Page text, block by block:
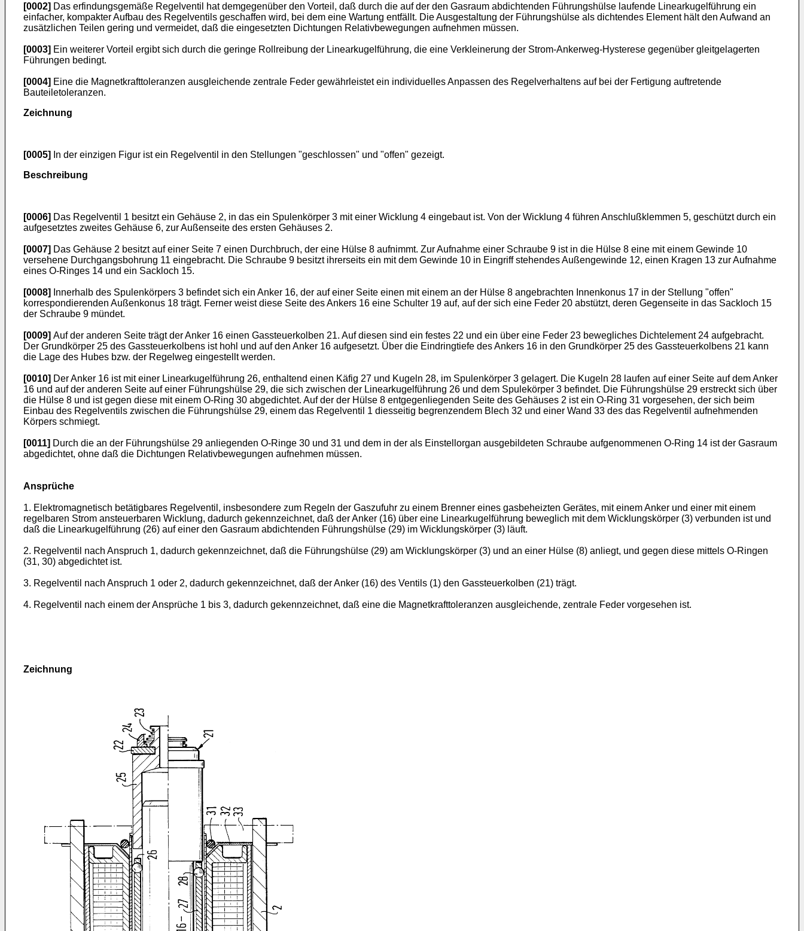
[0002] Das erfindungsgemäße Regelventil hat demgegenüber den Vorteil, daß durch die auf der den Gasraum abdichtenden Führungshülse laufende Linearkugelführung ein
einfacher, kompakter Aufbau des Regelventils geschaffen wird, bei dem eine Wartung entfällt. Die Ausgestaltung der Führungshülse als dichtendes Element hält den Aufwand an
zusätzlichen Teilen gering und vermeidet, daß die eingesetzten Dichtungen Relativbewegungen aufnehmen müssen.
[0003] Ein weiterer Vorteil ergibt sich durch die geringe Rollreibung der Linearkugelführung, die eine Verkleinerung der Strom-Ankerweg-Hysterese gegenüber gleitgelagerten
Führungen bedingt.
[0004] Eine die Magnetkrafttoleranzen ausgleichende zentrale Feder gewährleistet ein individuelles Anpassen des Regelverhaltens auf bei der Fertigung auftretende
Bauteiletoleranzen.
Zeichnung
[0005]
In der einzigen Figur ist ein Regelventil in den Stellungen "geschlossen" und "offen" gezeigt.
Beschreibung
[0006] Das Regelventil 1 besitzt ein Gehäuse 2, in das ein Spulenkörper 3 mit einer Wicklung 4 eingebaut ist. Von der Wicklung 4 führen Anschlußklemmen 5, geschützt durch ein
aufgesetztes zweites Gehäuse 6, zur Außenseite des ersten Gehäuses 2.
[0007] Das Gehäuse 2 besitzt auf einer Seite 7 einen Durchbruch, der eine Hülse 8 aufnimmt. Zur Aufnahme einer Schraube 9 ist in die Hülse 8 eine mit einem Gewinde 10
versehene Durchgangsbohrung 11 eingebracht. Die Schraube 9 besitzt ihrerseits ein mit dem Gewinde 10 in Eingriff stehendes Außengewinde 12, einen Kragen 13 zur Aufnahme
eines O-Ringes 14 und ein Sackloch 15.
[0008]
Innerhalb des Spulenkörpers 3 befindet sich ein Anker 16, der auf einer Seite einen mit einem an der Hülse 8 angebrachten Innenkonus 17 in der Stellung "offen"
korrespondierenden Außenkonus 18 trägt. Ferner weist diese Seite des Ankers 16 eine Schulter 19 auf, auf der sich eine Feder 20 abstützt, deren Gegenseite in das Sackloch 15
der Schraube 9 mündet.
[0009] Auf der anderen Seite trägt der Anker 16 einen Gassteuerkolben 21. Auf diesen sind ein festes 22 und ein über eine Feder 23 bewegliches Dichtelement 24 aufgebracht.
Der Grundkörper 25 des Gassteuerkolbens ist hohl und auf den Anker 16 aufgesetzt. Über die Eindringtiefe des Ankers 16 in den Grundkörper 25 des Gassteuerkolbens 21 kann
die Lage des Hubes bzw. der Regelweg eingestellt werden.
[0010] Der Anker 16 ist mit einer Linearkugelführung 26, enthaltend einen Käfig 27 und Kugeln 28, im Spulenkörper 3 gelagert. Die Kugeln 28 laufen auf einer Seite auf dem Anker
16 und auf der anderen Seite auf einer Führungshülse 29, die sich zwischen der Linearkugelführung 26 und dem Spulekörper 3 befindet. Die Führungshülse 29 erstreckt sich über
die Hülse 8 und ist gegen diese mit einem O-Ring 30 abgedichtet. Auf der der Hülse 8 entgegenliegenden Seite des Gehäuses 2 ist ein O-Ring 31 vorgesehen, der sich beim
Einbau des Regelventils zwischen die Führungshülse 29, einem das Regelventil 1 diesseitig begrenzendem Blech 32 und einer Wand 33 des das Regelventil aufnehmenden
Körpers schmiegt.
[0011] Durch die an der Führungshülse 29 anliegenden O-Ringe 30 und 31 und dem in der als Einstellorgan ausgebildeten Schraube aufgenommenen O-Ring 14 ist der Gasraum
abgedichtet, ohne daß die Dichtungen Relativbewegungen aufnehmen müssen.
Ansprüche
1. Elektromagnetisch betätigbares Regelventil, insbesondere zum Regeln der Gaszufuhr zu einem Brenner eines gasbeheizten Gerätes, mit einem Anker und einer mit einem
regelbaren Strom ansteuerbaren Wicklung, dadurch gekennzeichnet, daß der Anker (16) über eine Linearkugelführung beweglich mit dem Wicklungskörper (3) verbunden ist und
daß die Linearkugelführung (26) auf einer den Gasraum abdichtenden Führungshülse (29) im Wicklungskörper (3) läuft.
2. Regelventil nach Anspruch 1, dadurch gekennzeichnet, daß die Führungshülse (29) am Wicklungskörper (3) und an einer Hülse (8) anliegt, und gegen diese mittels O-Ringen
(31, 30) abgedichtet ist.
3. Regelventil nach Anspruch 1 oder 2, dadurch gekennzeichnet, daß der Anker (16) des Ventils (1) den Gassteuerkolben (21) trägt.
4. Regelventil nach einem der Ansprüche 1 bis 3, dadurch gekennzeichnet, daß eine die Magnetkrafttoleranzen ausgleichende, zentrale Feder vorgesehen ist.
Zeichnung